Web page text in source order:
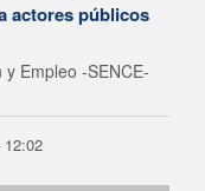
actores públicos
Empleo -SENCE-